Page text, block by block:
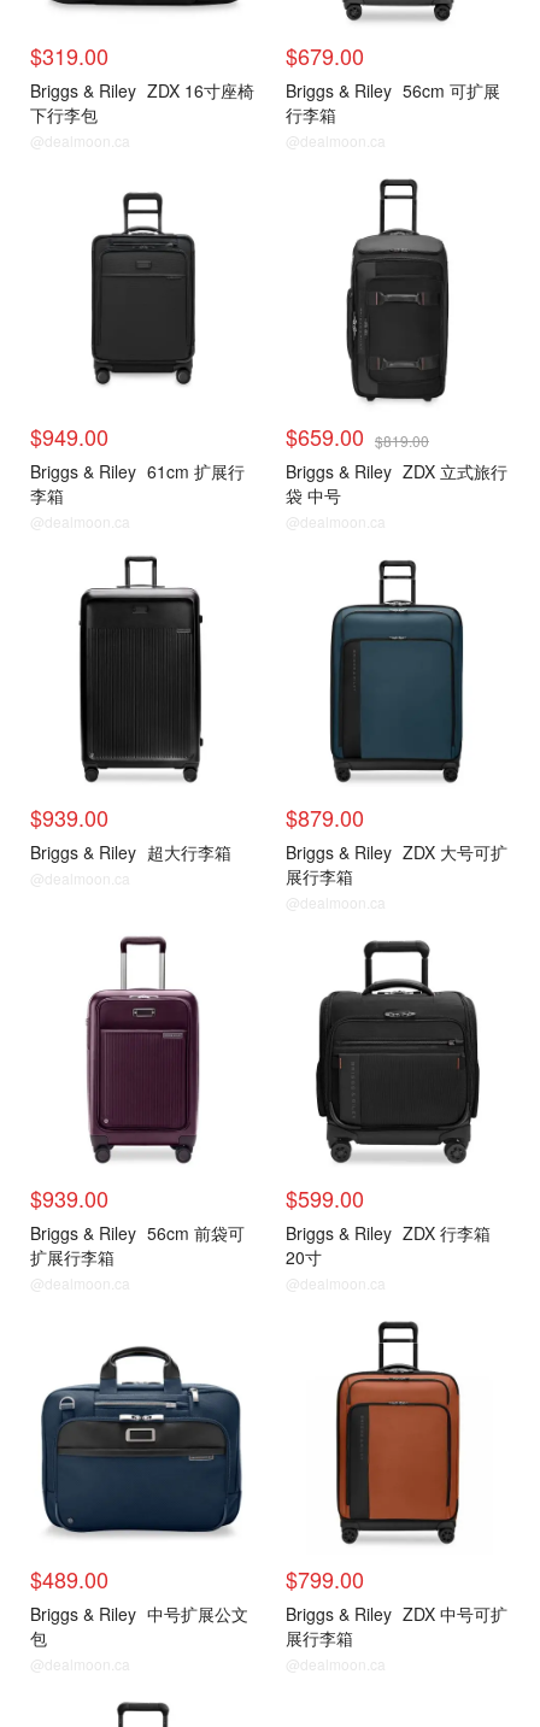
$319.00
Briggs & Riley ZDX 16寸座椅
下行李包
@dealmoon.ca
$679.00
Briggs & Riley 56cm 可扩展
行李箱
@dealmoon.ca
$949.00
Briggs & Riley 61cm 扩展行
李箱
@dealmoon.ca
$659.00 $819.00
Briggs & Riley ZDX 立式旅行
袋 中号
@dealmoon.ca
$939.00
Briggs & Riley 超大行李箱
@dealmoon.ca
$879.00
Briggs & Riley ZDX 大号可扩
展行李箱
@dealmoon.ca
$939.00
Briggs & Riley 56cm 前袋可
扩展行李箱
@dealmoon.ca
$599.00
Briggs & Riley ZDX 行李箱
20寸
@dealmoon.ca
$489.00
Briggs & Riley 中号扩展公文
包
@dealmoon.ca
$799.00
Briggs & Riley ZDX 中号可扩
展行李箱
@dealmoon.ca